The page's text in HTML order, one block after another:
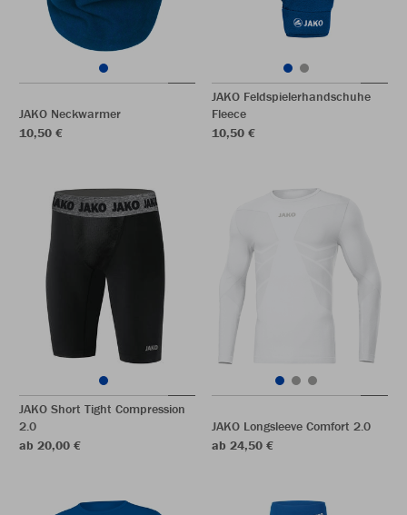
JAKO Neckwarmer
10,50 €
JAKO Feldspielerhandschuhe
Fleece
10,50 €
JAKO Short Tight Compression
2.0
ab 20,00 €
JAKO Longsleeve Comfort 2.0
ab 24,50 €